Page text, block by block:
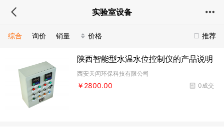
实验室设备
推荐
综合 询价 销量 价格
陕西智能型水温水位控制仪的产品说明
西安天闳环保科技有限公司
0成交
￥2800.00